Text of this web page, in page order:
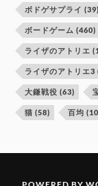
ボドゲサプライ (39)
ボードゲーム (460)
ライザのアトリエ
ライザのアトリエ3
大鎌戦役 (63)
猫 (58) 百均